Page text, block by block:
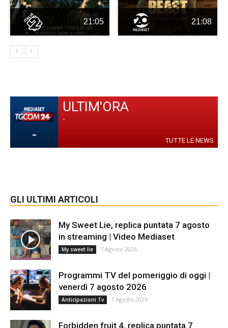
21:05 21:08
-
ULTIM'ORA
-
TUTTE LE NEWS
GLI ULTIMI ARTICOLI
My Sweet Lie, replica puntata 7 agosto
in streaming | Video Mediaset
My sweet lie 7 Agosto 2026
Programmi TV del pomeriggio di oggi |
venerdì 7 agosto 2026
Anticipazioni Tv 7 Agosto 2026
Forbidden fruit 4, replica puntata 7